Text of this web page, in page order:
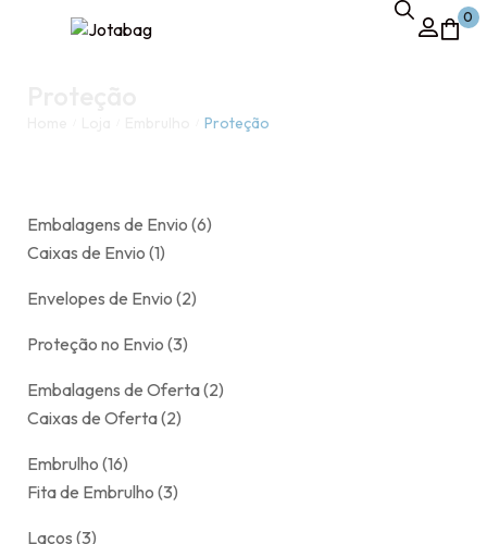
0
Proteção
Embalagens de Envio 6
Caixas de Envio 1
Envelopes de Envio 2
Proteção no Envio 3
Embalagens de Oferta 2
Caixas de Oferta 2
Embrulho 16
Fita de Embrulho 3
Laços 3